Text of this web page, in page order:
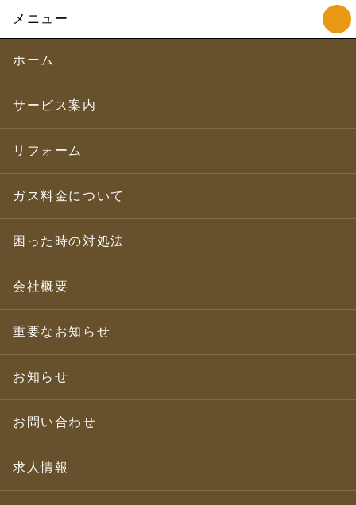
メニュー
ホーム
サービス案内
リフォーム
ガス料金について
困った時の対処法
会社概要
重要なお知らせ
お知らせ
お問い合わせ
求人情報